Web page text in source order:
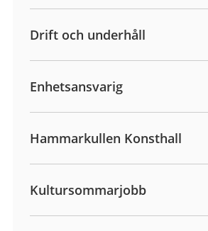
Drift och underhåll
Enhetsansvarig
Hammarkullen Konsthall
Kultursommarjobb